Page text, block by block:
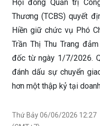
Chứng khoán Kỹ Thương
HĐQT và Quyền Tổng
Hội đồng Quản trị
Thương (TCBS) quyết
Hiền giữ chức vụ Phó
Trần Thị Thu Trang
đốc từ ngày 1/7/2026.
hơn một thập kỷ tại doanh